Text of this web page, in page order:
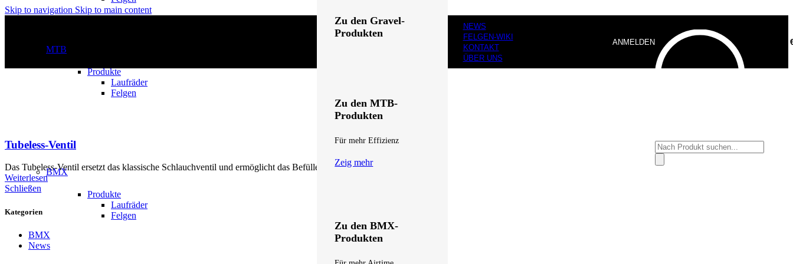
Skip to navigation Skip to main content
Zu den Gravel-
Produkten
MTB
Produkte
Laufräder
Felgen
Zu den MTB-
Produkten
Für mehr Effizienz
Zeig mehr
BMX
Produkte
Laufräder
Felgen
Zu den BMX-
Produkten
NEWS
FELGEN-WIKI
KONTAKT
ÜBER UNS
ANMELDEN
Products
search
Tubeless-Ventil
Das Tubeless-Ventil ersetzt das klassische Schlauchventil und ermöglicht das Befüllen des Reifens mit Luft und...
Weiterlesen
Schließen
Kategorien
BMX
News